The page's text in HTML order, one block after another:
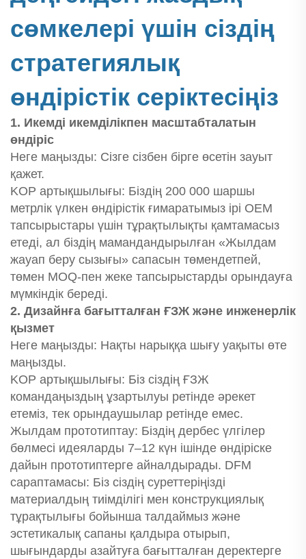
сөмкелері үшін сіздің
стратегиялық
өндірістік серіктесіңіз
1. Икемді икемділікпен масштабталатын
өндіріс
Неге маңызды: Сізге сізбен бірге өсетін зауыт
қажет.
KOP артықшылығы: Біздің 200 000 шаршы
метрлік үлкен өндірістік ғимаратымыз ірі OEM
тапсырыстары үшін тұрақтылықты қамтамасыз
етеді, ал біздің мамандандырылған «Жылдам
жауап беру сызығы» сапасын төмендетпей,
төмен MOQ-пен жеке тапсырыстарды орындауға
мүмкіндік береді.
2. Дизайнға бағытталған ҒЗЖ және инженерлік
қызмет
Неге маңызды: Нақты нарыққа шығу уақыты өте
маңызды.
KOP артықшылығы: Біз сіздің ҒЗЖ
командаңыздың ұзартылуы ретінде әрекет
етеміз, тек орындаушылар ретінде емес.
Жылдам прототиптау: Біздің дербес үлгілер
бөлмесі идеяларды 7–12 күн ішінде өндіріске
дайын прототиптерге айналдырады. DFM
сараптамасы: Біз сіздің суреттеріңізді
материалдың тиімділігі мен конструкциялық
тұрақтылығы бойынша талдаймыз және
эстетикалық сапаны қалдыра отырып,
шығындарды азайтуға бағытталған деректерге